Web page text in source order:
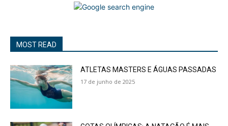
MOST READ
ATLETAS MASTERS E ÁGUAS PASSADAS
17 de junho de 2025